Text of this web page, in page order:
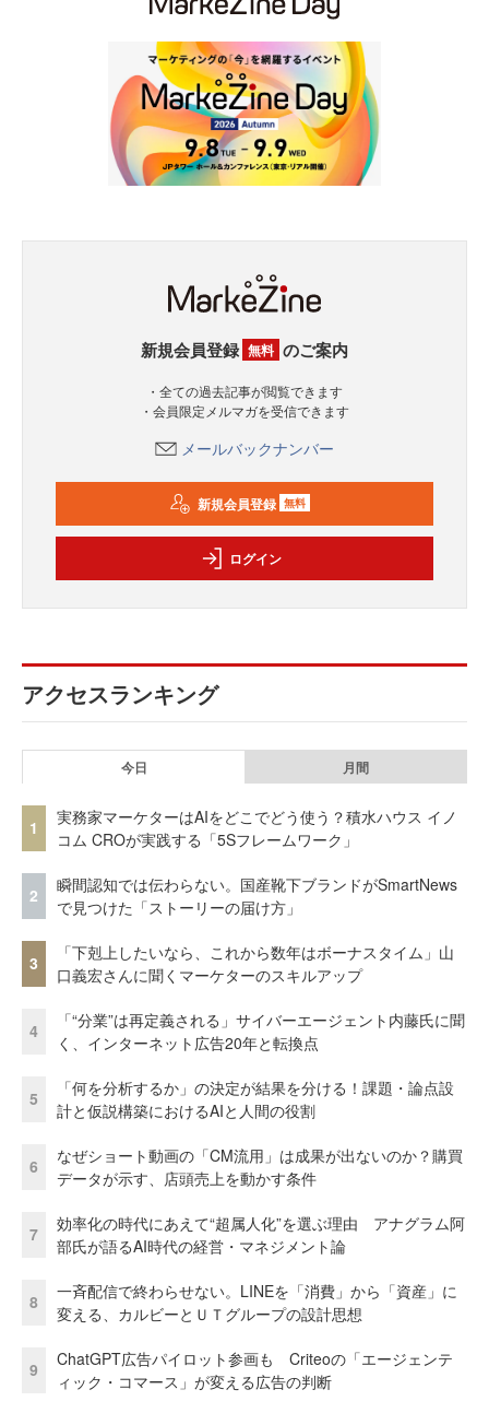
新規会員登録 無料 のご案内
・全ての過去記事が閲覧できます
・会員限定メルマガを受信できます
メールバックナンバー
新規会員登録 無料
ログイン
アクセスランキング
今日 月間
1
実務家マーケターはAIをどこでどう使う？積水ハウス イノ
コム CROが実践する「5Sフレームワーク」
2
瞬間認知では伝わらない。国産靴下ブランドがSmartNews
で見つけた「ストーリーの届け方」
3
「下剋上したいなら、これから数年はボーナスタイム」山
口義宏さんに聞くマーケターのスキルアップ
4
「“分業”は再定義される」サイバーエージェント内藤氏に聞
く、インターネット広告20年と転換点
5
「何を分析するか」の決定が結果を分ける！課題・論点設
計と仮説構築におけるAIと人間の役割
6
なぜショート動画の「CM流用」は成果が出ないのか？購買
データが示す、店頭売上を動かす条件
7
効率化の時代にあえて“超属人化”を選ぶ理由 アナグラム阿
部氏が語るAI時代の経営・マネジメント論
8
一斉配信で終わらせない。LINEを「消費」から「資産」に
変える、カルビーとＵＴグループの設計思想
9
ChatGPT広告パイロット参画も Criteoの「エージェンテ
ィック・コマース」が変える広告の判断